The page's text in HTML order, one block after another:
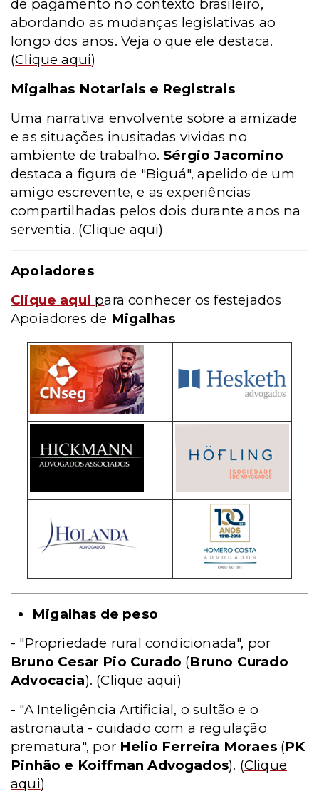
de pagamento no contexto brasileiro,
abordando as mudanças legislativas ao
longo dos anos. Veja o que ele destaca.
(Clique aqui)
Migalhas Notariais e Registrais
Uma narrativa envolvente sobre a amizade
e as situações inusitadas vividas no
ambiente de trabalho.Sérgio Jacomino
destaca a figura de "Biguá", apelido de um
amigo escrevente, e as experiências
compartilhadas pelos dois durante anos na
serventia. (Clique aqui)
Apoiadores
Clique aqui para conhecer os festejados
Apoiadores de Migalhas
Migalhas de peso
- "Propriedade rural condicionada", por
Bruno Cesar Pio Curado (Bruno Curado
Advocacia). (Clique aqui)
- "A Inteligência Artificial, o sultão e o
astronauta - cuidado com a regulação
prematura", por Helio Ferreira Moraes(PK
Pinhão e Koiffman Advogados). (Clique
aqui)